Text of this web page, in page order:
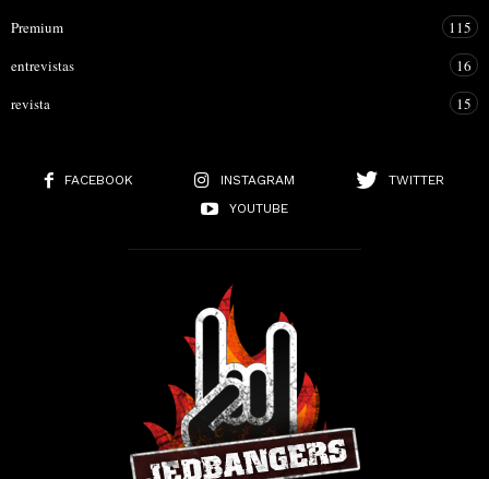
Premium
115
entrevistas
16
revista
15
FACEBOOK INSTAGRAM
TWITTER
YOUTUBE